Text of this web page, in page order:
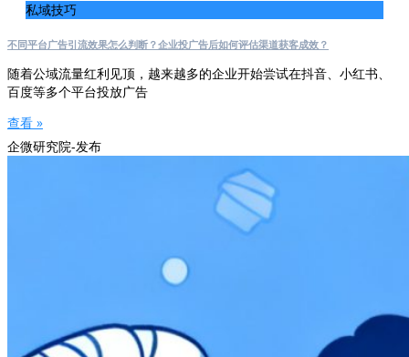
私域技巧
不同平台广告引流效果怎么判断？企业投广告后如何评估渠道获客成效？
随着公域流量红利见顶，越来越多的企业开始尝试在抖音、小红书、
百度等多个平台投放广告
查看 »
企微研究院-发布